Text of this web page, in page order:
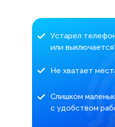
Устарел
или
Не хватает
Слишком
с удобством